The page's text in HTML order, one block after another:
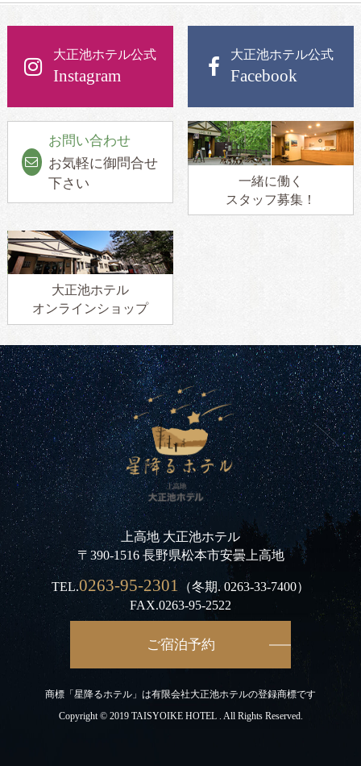
大正池ホテル公式
Instagram
大正池ホテル公式
Facebook
お問い合わせ
お気軽に御問合せ
下さい
一緒に働く
スタッフ募集！
大正池ホテル
オンラインショップ
上高地 大正池ホテル
〒390-1516 長野県松本市安曇上高地
TEL.0263-95-2301 （冬期.0263-33-7400）
FAX.0263-95-2522
ご宿泊予約
商標「星降るホテル」は有限会社大正池ホテルの登録商標です
Copyright © 2019 TAISYOIKE HOTEL . All Rights Reserved.